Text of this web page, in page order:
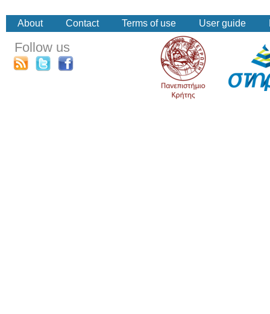
About Contact Terms of use User guide
Follow us